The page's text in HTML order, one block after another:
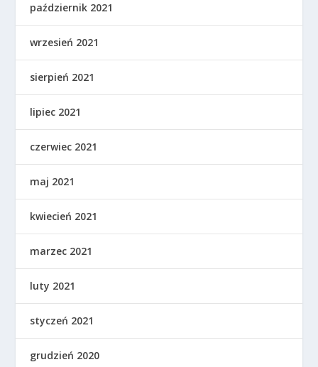
październik 2021
wrzesień 2021
sierpień 2021
lipiec 2021
czerwiec 2021
maj 2021
kwiecień 2021
marzec 2021
luty 2021
styczeń 2021
grudzień 2020